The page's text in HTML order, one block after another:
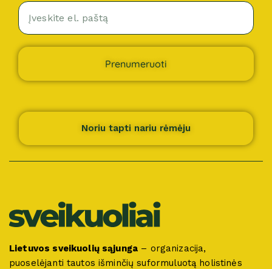
Prenumeruoti
Noriu tapti nariu rėmėju
Lietuvos sveikuolių sąjunga – organizacija,
puoselėjanti tautos išminčių suformuluotą holistinės